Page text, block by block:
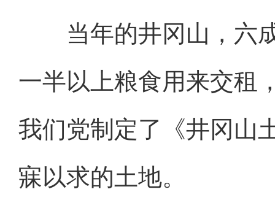
当年的井冈山，六成
一半以上粮食用来交租
我们党制定了《井冈山
寐以求的土地。